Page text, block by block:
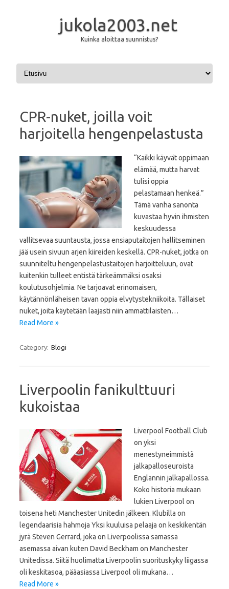
jukola2003.net
Kuinka aloittaa suunnistus?
Skip to content
CPR-nuket, joilla voit
harjoitella hengenpelastusta
“Kaikki käyvät oppimaan
elämää, mutta harvat
tulisi oppia
pelastamaan henkeä.”
Tämä vanha sanonta
kuvastaa hyvin ihmisten
keskuudessa
vallitsevaa suuntausta, jossa ensiaputaitojen hallitseminen
jää usein sivuun arjen kiireiden keskellä. CPR-nuket, jotka on
suunniteltu hengenpelastustaitojen harjoitteluun, ovat
kuitenkin tulleet entistä tärkeämmäksi osaksi
koulutusohjelmia. Ne tarjoavat erinomaisen,
käytännönläheisen tavan oppia elvytystekniikoita. Tällaiset
nuket, joita käytetään laajasti niin ammattilaisten…
Read More »
Category: Blogi
Liverpoolin fanikulttuuri
kukoistaa
Liverpool Football Club
on yksi
menestyneimmistä
jalkapalloseuroista
Englannin jalkapallossa.
Koko historia mukaan
lukien Liverpool on
toisena heti Manchester Unitedin jälkeen. Klubilla on
legendaarisia hahmoja Yksi kuuluisa pelaaja on keskikentän
jyrä Steven Gerrard, joka on Liverpoolissa samassa
asemassa aivan kuten David Beckham on Manchester
Unitedissa. Siitä huolimatta Liverpoolin suorituskyky liigassa
oli keskitasoa, pääasiassa Liverpool oli mukana…
Read More »